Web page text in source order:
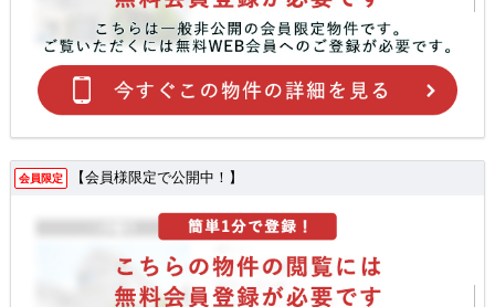
会員限定 【会員様限定で公開中！】